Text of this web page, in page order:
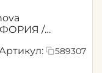
589307